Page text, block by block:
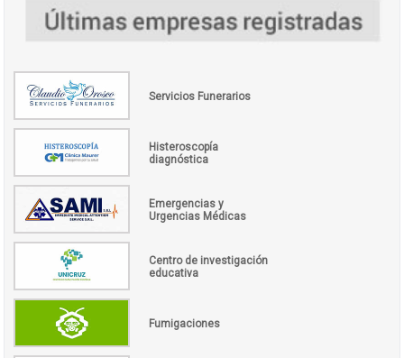
Servicios Funerarios
Histeroscopía
diagnóstica
Emergencias y
Urgencias Médicas
Centro de investigación
educativa
Fumigaciones